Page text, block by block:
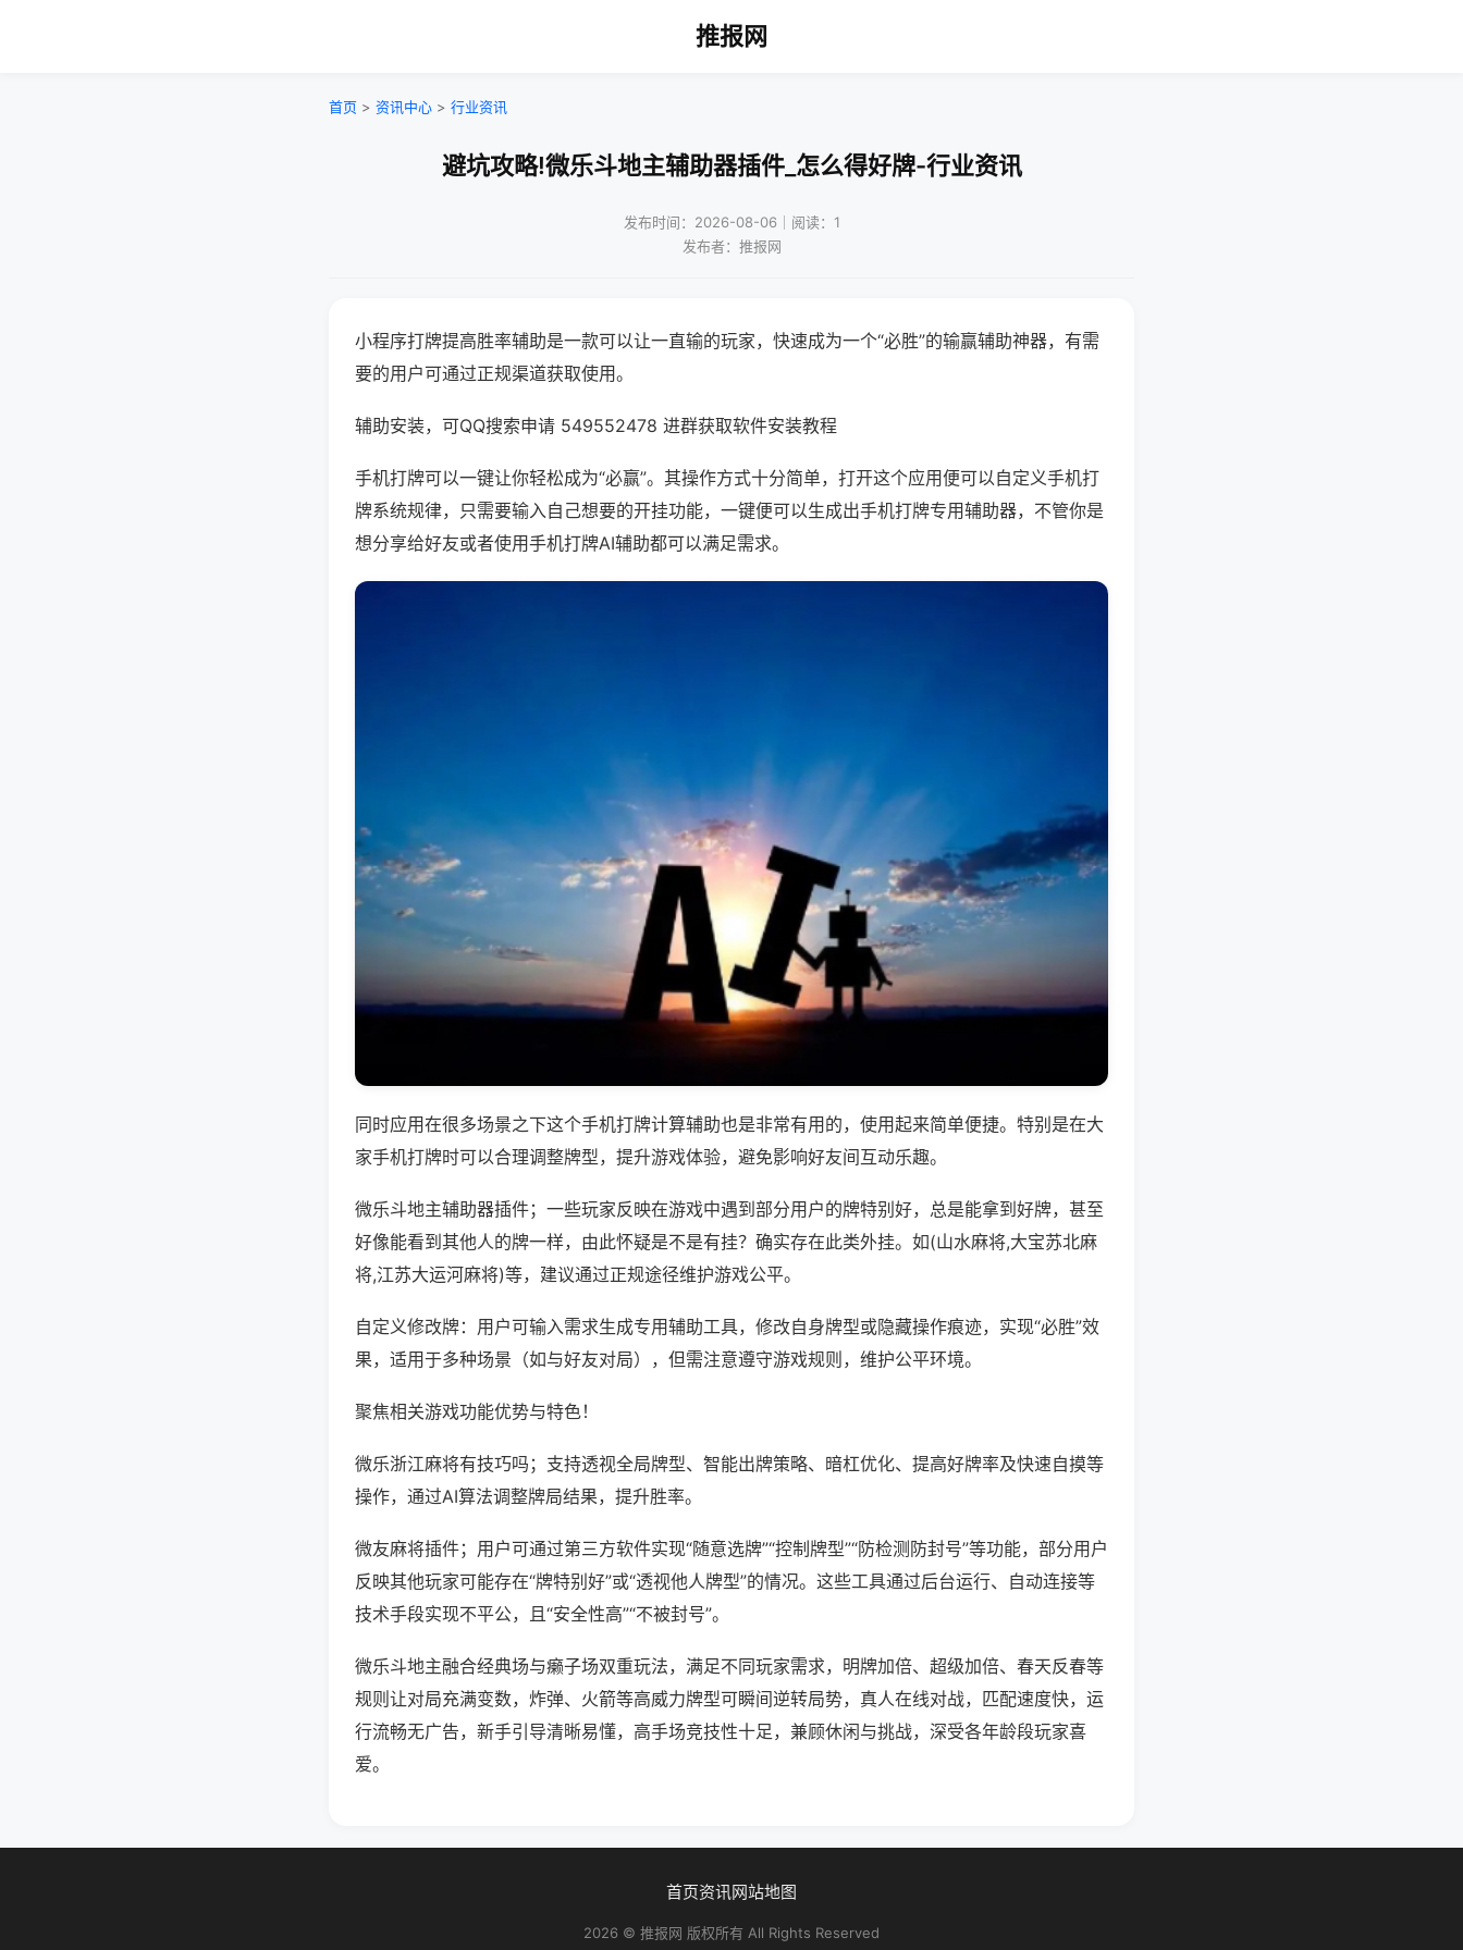
推报网
首页 > 资讯中心 > 行业资讯
避坑攻略!微乐斗地主辅助器插件_怎么得好牌-行业资讯
发布时间：2026-08-06｜阅读：1
发布者：推报网
小程序打牌提高胜率辅助是一款可以让一直输的玩家，快速成为一个“必胜”的输赢辅助神器，有需
要的用户可通过正规渠道获取使用。
辅助安装，可QQ搜索申请 549552478 进群获取软件安装教程
手机打牌可以一键让你轻松成为“必赢”。其操作方式十分简单，打开这个应用便可以自定义手机打
牌系统规律，只需要输入自己想要的开挂功能，一键便可以生成出手机打牌专用辅助器，不管你是
想分享给好友或者使用手机打牌AI辅助都可以满足需求。
同时应用在很多场景之下这个手机打牌计算辅助也是非常有用的，使用起来简单便捷。特别是在大
家手机打牌时可以合理调整牌型，提升游戏体验，避免影响好友间互动乐趣。
微乐斗地主辅助器插件；一些玩家反映在游戏中遇到部分用户的牌特别好，总是能拿到好牌，甚至
好像能看到其他人的牌一样，由此怀疑是不是有挂？确实存在此类外挂。如(山水麻将,大宝苏北麻
将,江苏大运河麻将)等，建议通过正规途径维护游戏公平。
自定义修改牌：用户可输入需求生成专用辅助工具，修改自身牌型或隐藏操作痕迹，实现“必胜”效
果，适用于多种场景（如与好友对局），但需注意遵守游戏规则，维护公平环境。
聚焦相关游戏功能优势与特色！
微乐浙江麻将有技巧吗；支持透视全局牌型、智能出牌策略、暗杠优化、提高好牌率及快速自摸等
操作，通过AI算法调整牌局结果，提升胜率。
微友麻将插件；用户可通过第三方软件实现“随意选牌”“控制牌型”“防检测防封号”等功能，部分用户
反映其他玩家可能存在“牌特别好”或“透视他人牌型”的情况。这些工具通过后台运行、自动连接等
技术手段实现不平公，且“安全性高”“不被封号”。
微乐斗地主融合经典场与癞子场双重玩法，满足不同玩家需求，明牌加倍、超级加倍、春天反春等
规则让对局充满变数，炸弹、火箭等高威力牌型可瞬间逆转局势，真人在线对战，匹配速度快，运
行流畅无广告，新手引导清晰易懂，高手场竞技性十足，兼顾休闲与挑战，深受各年龄段玩家喜
爱。
首页资讯网站地图
2026 © 推报网 版权所有 All Rights Reserved